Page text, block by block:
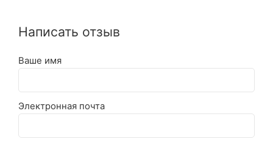
Написать отзыв
Ваше имя
Электронная почта